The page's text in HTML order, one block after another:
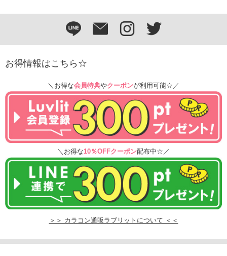
お得情報はこちら☆
＼お得な会員特典やクーポンが利用可能☆／
＼お得な10％OFFクーポン配布中☆／
＞＞ カラコン通販ラブリットについて ＜＜